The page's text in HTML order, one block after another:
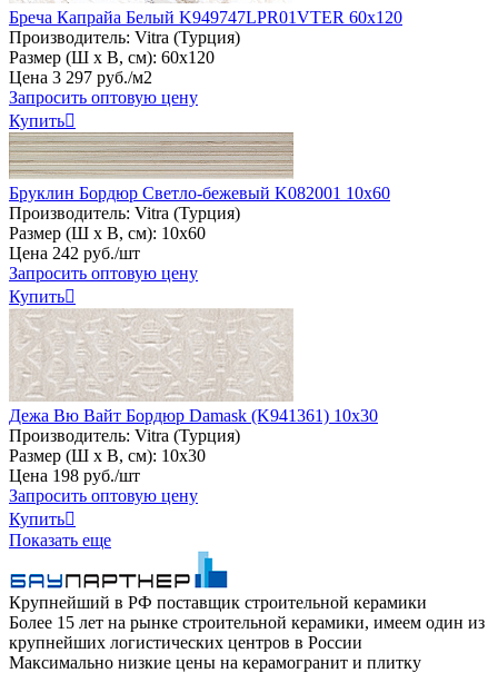
Бреча Капрайа Белый K949747LPR01VTER 60x120
Производитель: Vitra (Турция)
Размер (Ш х В, см): 60х120
Цена 3 297 руб./м2
Запросить оптовую цену
Купить
Бруклин Бордюр Светло-бежевый K082001 10х60
Производитель: Vitra (Турция)
Размер (Ш х В, см): 10х60
Цена 242 руб./шт
Запросить оптовую цену
Купить
Дежа Вю Вайт Бордюр Damask (K941361) 10x30
Производитель: Vitra (Турция)
Размер (Ш х В, см): 10х30
Цена 198 руб./шт
Запросить оптовую цену
Купить
Показать еще
Крупнейший в РФ поставщик строительной керамики
Более 15 лет на рынке строительной керамики, имеем один из
крупнейших логистических центров в России
Максимально низкие цены на керамогранит и плитку